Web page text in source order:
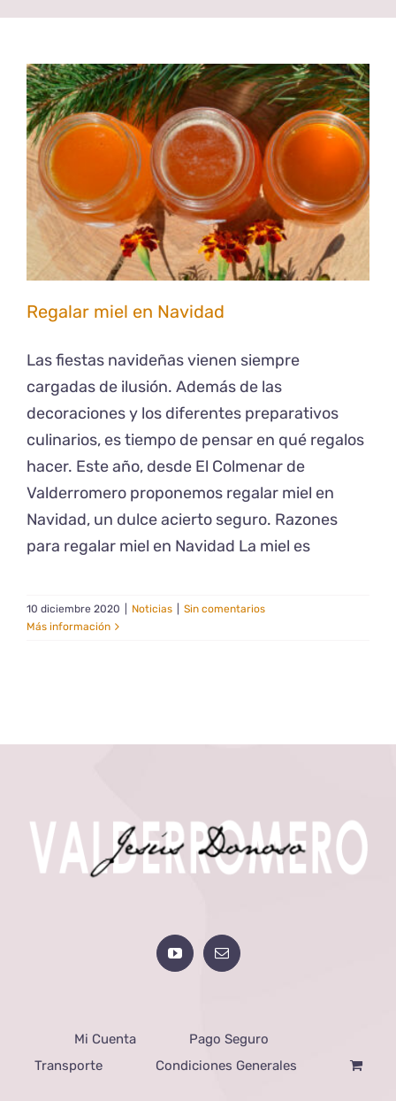
Regalar miel en Navidad
Las fiestas navideñas vienen siempre
cargadas de ilusión. Además de las
decoraciones y los diferentes preparativos
culinarios, es tiempo de pensar en qué regalos
hacer. Este año, desde El Colmenar de
Valderromero proponemos regalar miel en
Navidad, un dulce acierto seguro. Razones
para regalar miel en Navidad La miel es
10 diciembre 2020 Noticias
Sin comentarios
Más información
Mi Cuenta
Pago Seguro
Transporte
Condiciones Generales